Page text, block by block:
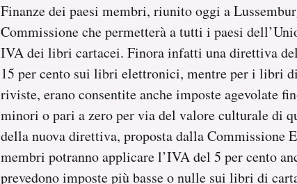
Finanze dei paesi membri, riunito oggi a
Commissione che permetterà a tutti i paesi
IVA dei libri cartacei. Finora infatti una direttiva
15 per cento sui libri elettronici, mentre per i libri
riviste, erano consentite anche imposte agevolate
minori o pari a zero per via del valore culturale di
della nuova direttiva, proposta dalla Commissione
membri potranno applicare l’IVA del 5 per cento
prevedono imposte più basse o nulle sui libri di